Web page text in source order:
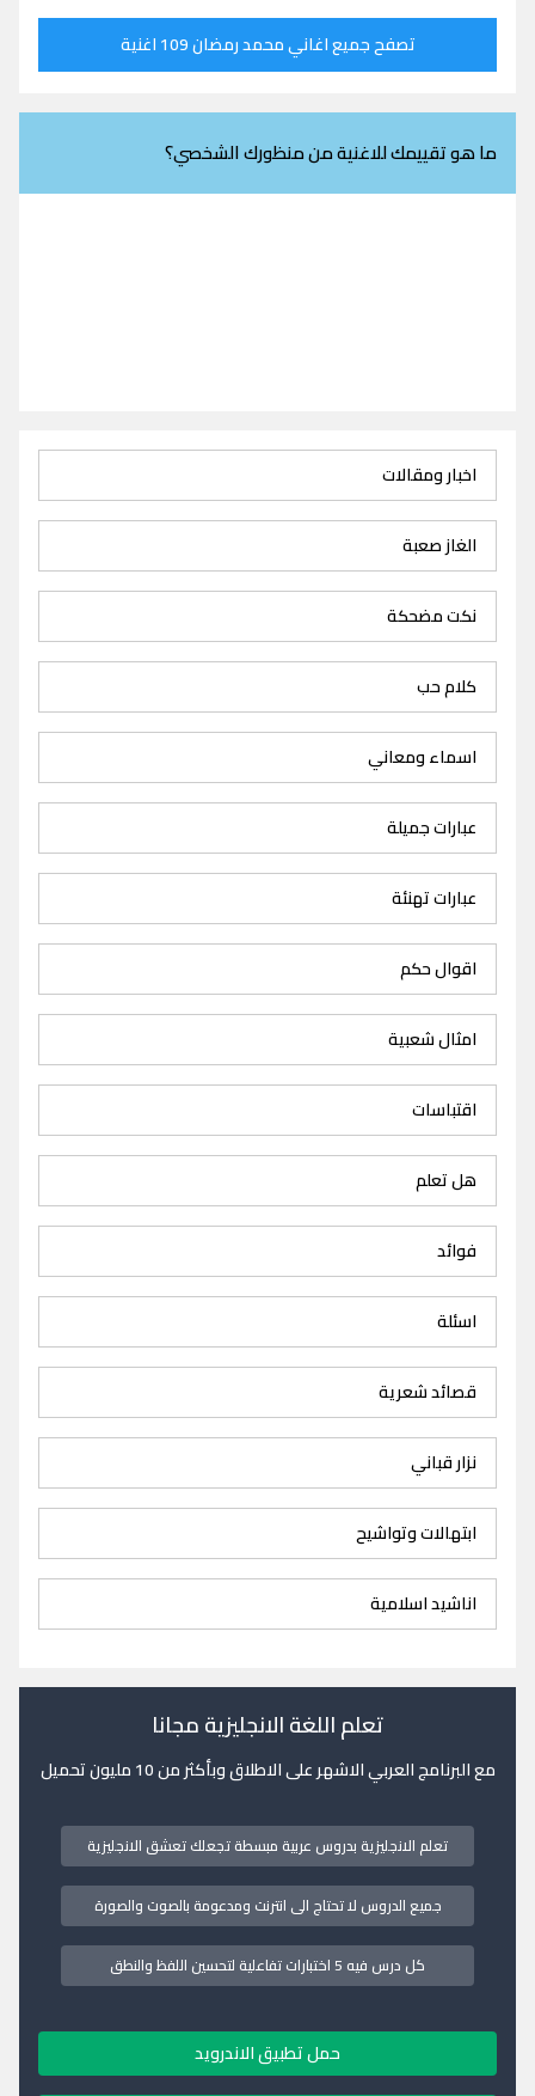
تصفح جميع اغاني محمد رمضان 109 اغنية
ما هو تقييمك للاغنية من منظورك الشخصي؟
اخبار ومقالات
الغاز صعبة
نكت مضحكة
كلام حب
اسماء ومعاني
عبارات جميلة
عبارات تهنئة
اقوال حكم
امثال شعبية
اقتباسات
هل تعلم
فوائد
اسئلة
قصائد شعرية
نزار قباني
ابتهالات وتواشيح
اناشيد اسلامية
تعلم اللغة الانجليزية مجانا
مع البرنامج العربي الاشهر على الاطلاق وبأكثر من 10 مليون تحميل
تعلم الانجليزية بدروس عربية مبسطة تجعلك تعشق الانجليزية
جميع الدروس لا تحتاج الى انترنت ومدعومة بالصوت والصورة
كل درس فيه 5 اختبارات تفاعلية لتحسين اللفظ والنطق
حمل تطبيق الاندرويد